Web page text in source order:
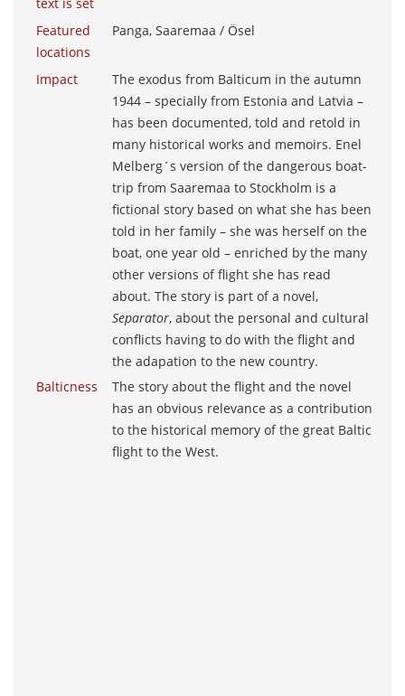
Featured
locations
Panga, Saaremaa / Ösel
Impact
The exodus from Balticum in the autumn
1944 – specially from Estonia and Latvia –
has been documented, told and retold in
many historical works and memoirs. Enel
Melberg´s version of the dangerous boat-
trip from Saaremaa to Stockholm is a
fictional story based on what she has been
told in her family – she was herself on the
boat, one year old – enriched by the many
other versions of flight she has read
about. The story is part of a novel,
Separator, about the personal and cultural
conflicts having to do with the flight and
the adapation to the new country.
Balticness
The story about the flight and the novel
has an obvious relevance as a contribution
to the historical memory of the great Baltic
flight to the West.